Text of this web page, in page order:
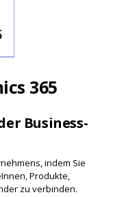
365
Business-
indem Sie
Produkte,
zu verbinden.